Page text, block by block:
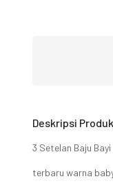
Deskripsi Produk
3 Setelan Baju
terbaru warna